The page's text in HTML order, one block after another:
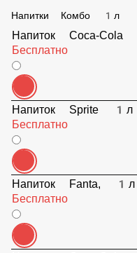
Напитки Комбо 1л
Напиток Coca-Cola
Бесплатно
Напиток Sprite 1л
Бесплатно
Напиток Fanta, 1л
Бесплатно